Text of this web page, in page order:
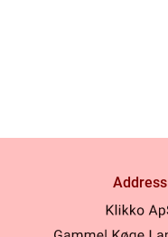
Address